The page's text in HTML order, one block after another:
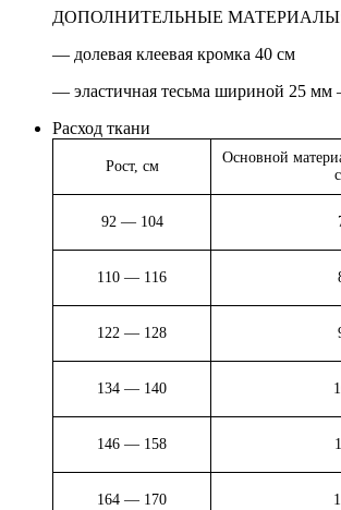
ДОПОЛНИТЕЛЬНЫЕ
— долевая клеевая кромка 40 см
— эластичная тесьма шириной 25
Расход ткани
Рост, см
Основной
92 — 104
110 — 116
122 — 128
134 — 140
146 — 158
164 — 170